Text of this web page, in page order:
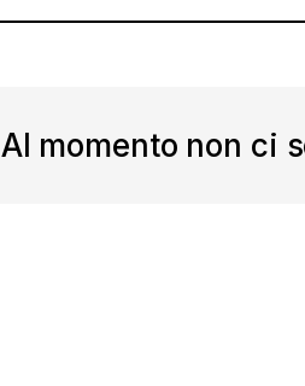
Al momento non ci